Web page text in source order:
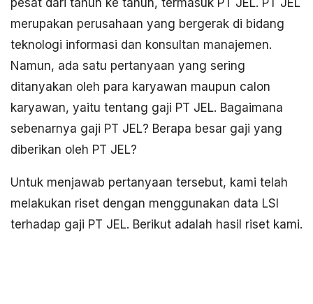
pesat dari tahun ke tahun, termasuk PT JEL. PT JEL
merupakan perusahaan yang bergerak di bidang
teknologi informasi dan konsultan manajemen.
Namun, ada satu pertanyaan yang sering
ditanyakan oleh para karyawan maupun calon
karyawan, yaitu tentang gaji PT JEL. Bagaimana
sebenarnya gaji PT JEL? Berapa besar gaji yang
diberikan oleh PT JEL?
Untuk menjawab pertanyaan tersebut, kami telah
melakukan riset dengan menggunakan data LSI
terhadap gaji PT JEL. Berikut adalah hasil riset kami.